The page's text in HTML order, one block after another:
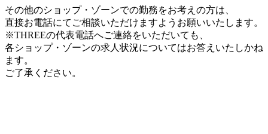
その他のショップ・ゾーンでの勤務をお考えの方は、
直接お電話にてご相談いただけますようお願いいたします。
※THREEの代表電話へご連絡をいただいても、
各ショップ・ゾーンの求人状況についてはお答えいたしかね
ます。
ご了承ください。